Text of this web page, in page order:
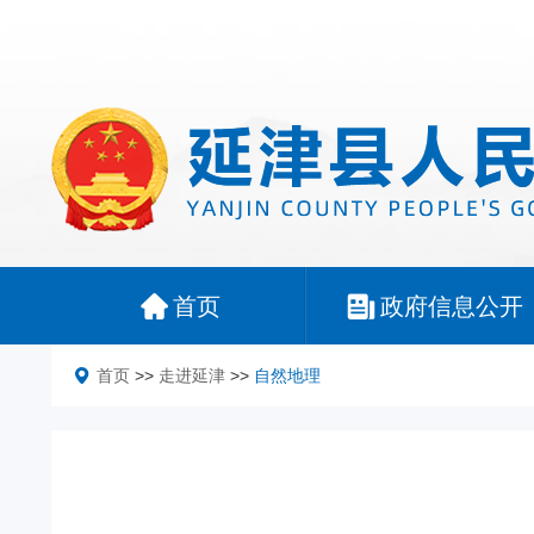
首页 政府信息公开
首页 >> 走进延津 >> 自然地理